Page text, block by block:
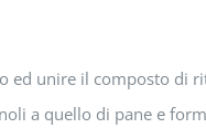
ed unire il composto di
a quello di pane e